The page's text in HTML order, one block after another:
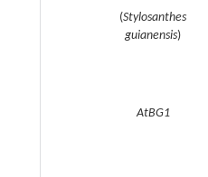
(Stylosanthes
guianensis)
AtBG1